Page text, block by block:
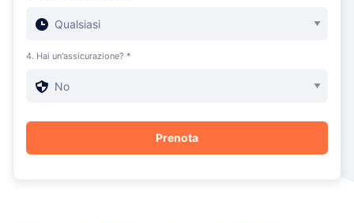
4. Hai un'assicurazione? *